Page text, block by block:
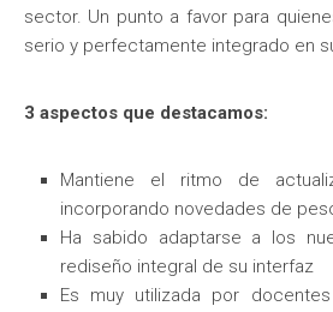
sector. Un punto a favor para
serio y perfectamente integrado en
3 aspectos que destacamos:
Mantiene el ritmo de
incorporando novedades de
Ha sabido adaptarse a los
rediseño integral de su interfaz
Es muy utilizada por